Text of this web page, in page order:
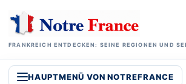
FRANKREICH ENTDECKEN: SEINE REGIONEN UND
HAUPTMENÜ VON NOTREFRANCE